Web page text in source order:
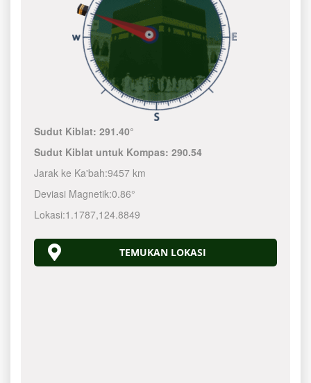
Sudut Kiblat:291.40°
Sudut Kiblat untuk Kompas:290.54
Jarak ke Ka'bah:9457 km
Deviasi Magnetik:0.86°
Lokasi:1.1787,124.8850
TEMUKAN LOKASI